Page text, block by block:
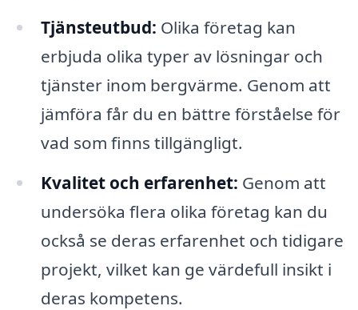
Tjänsteutbud: Olika företag kan
erbjuda olika typer av lösningar och
tjänster inom bergvärme. Genom att
jämföra får du en bättre förståelse för
vad som finns tillgängligt.
Kvalitet och erfarenhet: Genom att
undersöka flera olika företag kan du
också se deras erfarenhet och tidigare
projekt, vilket kan ge värdefull insikt i
deras kompetens.